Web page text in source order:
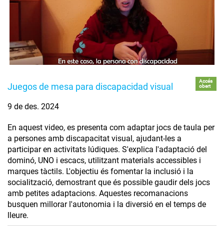
Juegos de mesa para discapacidad visual
Accés
obert
9 de des. 2024
En aquest video, es presenta com adaptar jocs de taula per
a persones amb discapacitat visual, ajudant-les a
participar en activitats lúdiques. S'explica l'adaptació del
dominó, UNO i escacs, utilitzant materials accessibles i
marques tàctils. L'objectiu és fomentar la inclusió i la
socialització, demostrant que és possible gaudir dels jocs
amb petites adaptacions. Aquestes recomanacions
busquen millorar l'autonomia i la diversió en el temps de
lleure.